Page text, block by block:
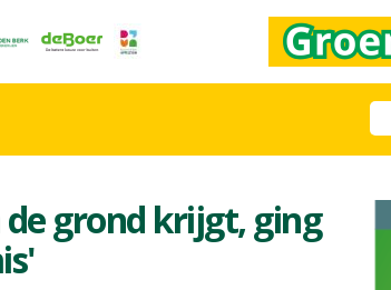
de grond krijgt, ging